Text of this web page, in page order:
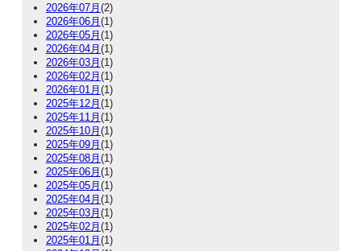
2026年07月 (2)
2026年06月 (1)
2026年05月 (1)
2026年04月 (1)
2026年03月 (1)
2026年02月 (1)
2026年01月 (1)
2025年12月 (1)
2025年11月 (1)
2025年10月 (1)
2025年09月 (1)
2025年08月 (1)
2025年06月 (1)
2025年05月 (1)
2025年04月 (1)
2025年03月 (1)
2025年02月 (1)
2025年01月 (1)